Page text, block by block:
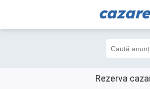
cazare
Rezerva
Filtre 2